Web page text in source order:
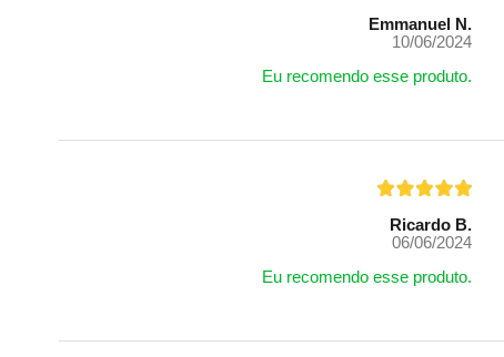
Emmanuel N.
10/06/2024
Eu recomendo esse produto.
Ricardo B.
06/06/2024
Eu recomendo esse produto.